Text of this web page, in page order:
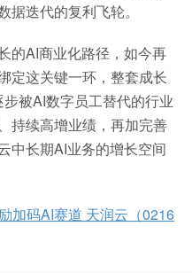
迭代的复利飞轮。
的AI商业化路径，如今再
定这关键一环，整套成长
被AI数字员工替代的行业
持续高增业绩，再加完善
中长期AI业务的增长空间
加码AI赛道 天润云（0216